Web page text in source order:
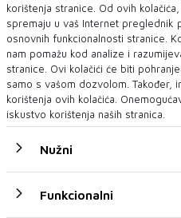
U novom
SPORT
korištenja stranice. Od ovih
spremaju u vaš Internet preglednik
osnovnih funkcionalnosti stranice.
nam pomažu kod analize i
stranice. Ovi kolačići će biti
samo s vašom dozvolom. Također,
korištenja ovih kolačića.
iskustvo korištenja naših stranica.
Nužni
Funkcionalni